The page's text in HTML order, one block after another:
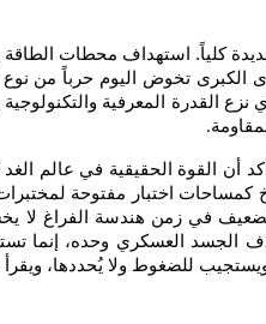
كلياً. استهداف محطات
الكبرى تخوض اليوم حرباً من
المعرفية والتكنولوجية
.
القوة الحقيقية في عالم
اختبار مفتوحة
الضعيف في زمن هندسة
الجسد العسكري وحده، إنما
للضغوط ولا يُحددها،